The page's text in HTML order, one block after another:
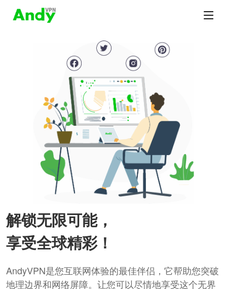
解锁无限可能，
享受全球精彩！
AndyVPN是您互联网体验的最佳伴侣，它帮助您突破
地理边界和网络屏障。让您可以尽情地享受这个无界